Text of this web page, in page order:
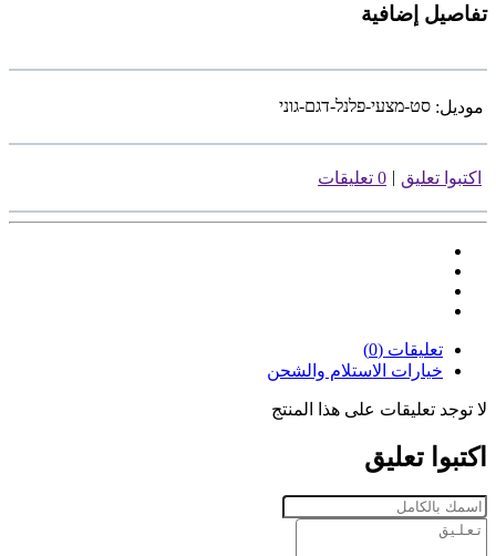
تفاصيل إضافية
موديل: סט-מצעי-פלנל-דגם-גוני
اكتبوا تعليق | 0 تعليقات
تعليقات (0)
خيارات الاستلام والشحن
لا توجد تعليقات على هذا المنتج
اكتبوا تعليق